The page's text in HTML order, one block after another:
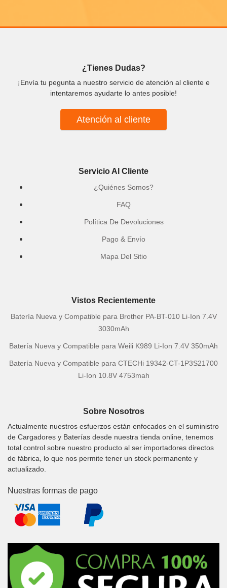
¿Tienes Dudas?
¡Envía tu pegunta a nuestro servicio de atención al cliente e
intentaremos ayudarte lo antes posible!
Atención al cliente
Servicio Al Cliente
¿Quiénes Somos?
FAQ
Política De Devoluciones
Pago & Envío
Mapa Del Sitio
Vistos Recientemente
Batería Nueva y Compatible para Brother PA-BT-010 Li-Ion 7.4V
3030mAh
Batería Nueva y Compatible para Weili K989 Li-Ion 7.4V 350mAh
Batería Nueva y Compatible para CTECHi 19342-CT-1P3S21700
Li-Ion 10.8V 4753mah
Sobre Nosotros
Actualmente nuestros esfuerzos están enfocados en el suministro
de Cargadores y Baterías desde nuestra tienda online, tenemos
total control sobre nuestro producto al ser importadores directos
de fábrica, lo que nos permite tener un stock permanente y
actualizado.
Nuestras formas de pago